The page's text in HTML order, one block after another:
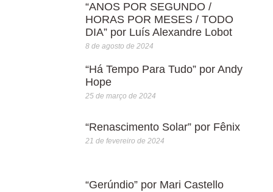
“ANOS POR SEGUNDO /
HORAS POR MESES / TODO
DIA” por Luís Alexandre Lobot
8 de agosto de 2024
“Há Tempo Para Tudo” por Andy
Hope
25 de março de 2024
“Renascimento Solar” por Fênix
21 de fevereiro de 2024
“Gerúndio” por Mari Castello